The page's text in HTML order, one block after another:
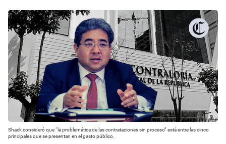
Shack consideró que “la problemática de las contrataciones sin proceso” está entre las cinco
principales que se presentan en el gasto público.